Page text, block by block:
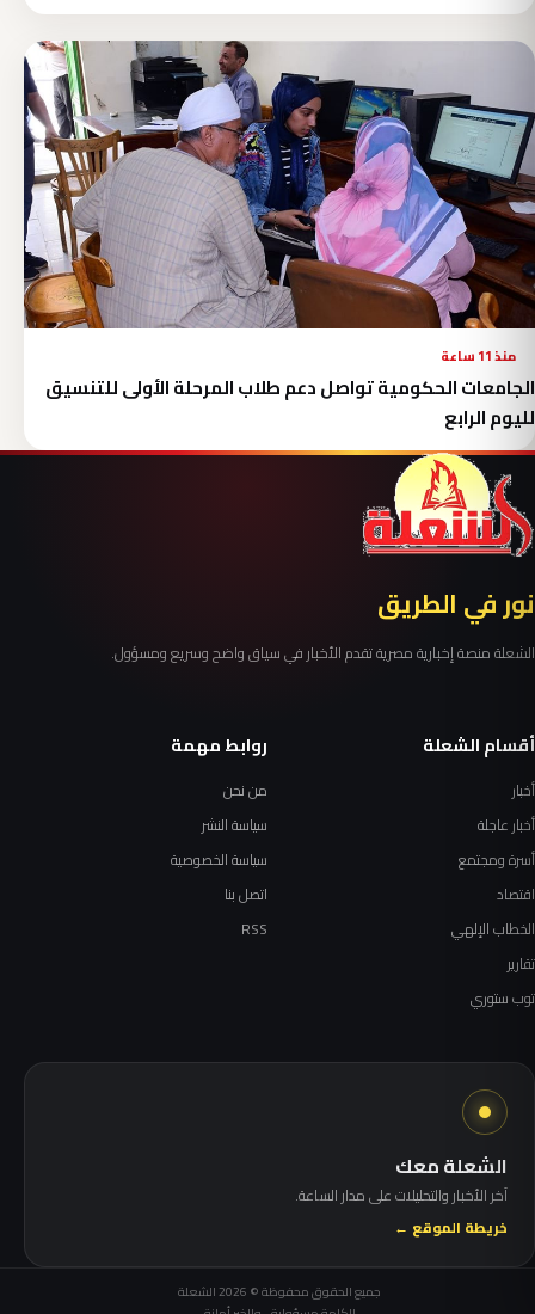
منذ 11 ساعة
الجامعات الحكومية تواصل دعم طلاب المرحلة الأولى للتنسيق
لليوم الرابع
نور في الطريق
الشعلة منصة إخبارية مصرية تقدم الأخبار في سياق واضح وسريع ومسؤول.
أقسام الشعلة
أخبار
أخبار عاجلة
أسرة ومجتمع
اقتصاد
الخطاب الإلهي
تقارير
توب ستوري
روابط مهمة
من نحن
سياسة النشر
سياسة الخصوصية
اتصل بنا
RSS
الشعلة معك
آخر الأخبار والتحليلات على مدار الساعة.
خريطة الموقع ←
جميع الحقوق محفوظة © 2026 الشعلة